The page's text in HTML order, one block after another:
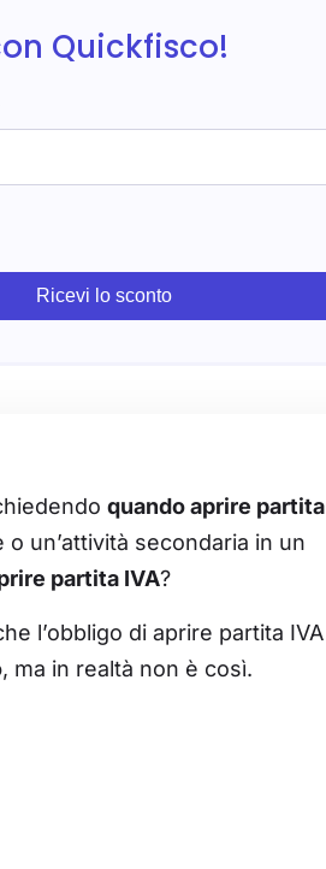
Quickfisco!
Ricevi lo sconto
quando aprire partita
un’attività secondaria in un
partita IVA?
l’obbligo di aprire partita IVA
, ma in realtà non è così.